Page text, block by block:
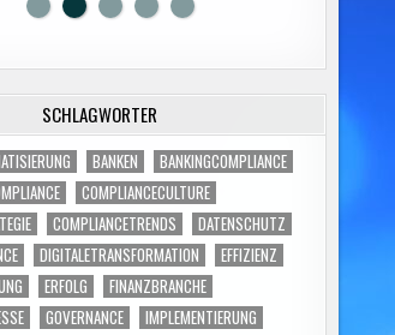
SCHLAGWÖRTER
BANKEN
BANKINGCOMPLIANCE
COMPLIANCECULTURE
COMPLIANCETRENDS
DATENSCHUTZ
DIGITALETRANSFORMATION
EFFIZIENZ
ERFOLG
FINANZBRANCHE
GOVERNANCE
IMPLEMENTIERUNG